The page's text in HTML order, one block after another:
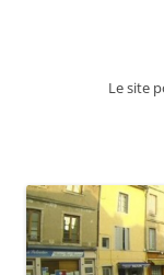
Le site